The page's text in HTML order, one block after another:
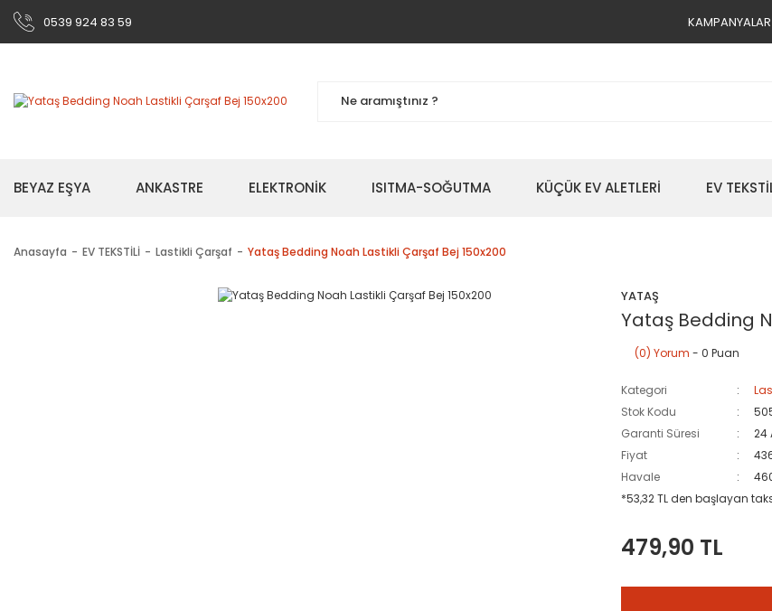
0539 924 83 59 KAMPANYALAR
BEYAZ EŞYA ANKASTRE ELEKTRONİK ISITMA-SOĞUTMA KÜÇÜK EV ALETLERİ EV
Anasayfa EV TEKSTİLİ Lastikli Çarşaf Yataş Bedding Noah Lastikli Çarşaf Bej 150x200
YATAŞ
Yataş Bedding
(0) Yorum - 0 Puan
Kategori
Stok Kodu
Garanti Süresi
24
Fiyat
Havale
*53,32 TL den başlayan
479,90 TL